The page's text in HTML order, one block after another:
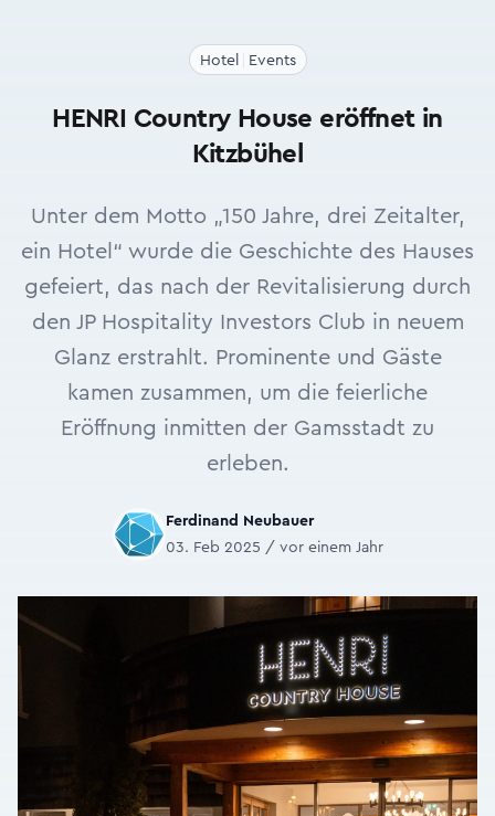
Hotel Events
HENRI Country House eröffnet in
Kitzbühel
Unter dem Motto „150 Jahre, drei Zeitalter,
ein Hotel“ wurde die Geschichte des Hauses
gefeiert, das nach der Revitalisierung durch
den JP Hospitality Investors Club in neuem
Glanz erstrahlt. Prominente und Gäste
kamen zusammen, um die feierliche
Eröffnung inmitten der Gamsstadt zu
erleben.
Ferdinand Neubauer
03. Feb 2025 / vor einem Jahr